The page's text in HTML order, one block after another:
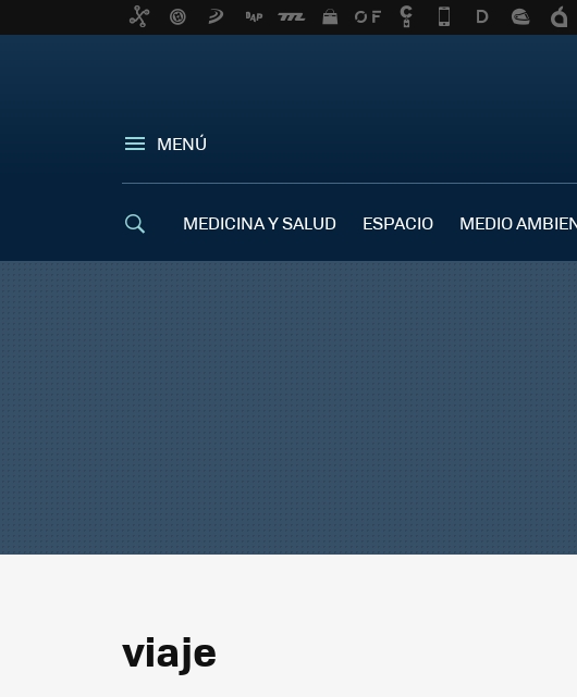
MENÚ
MEDICINA Y SALUD ESPACIO MEDIO
viaje